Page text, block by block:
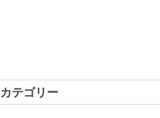
カテゴリー